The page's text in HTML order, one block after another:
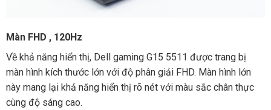
Màn FHD , 120Hz
Về khả năng hiển thị, Dell gaming G15 5511 được trang bị
màn hình kích thước lớn với độ phân giải FHD. Màn hình lớn
này mang lại khả năng hiển thị rõ nét với màu sắc chân thực
cùng độ sáng cao.